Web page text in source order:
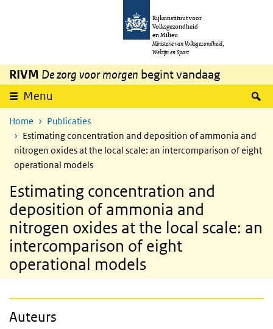
Overslaan en naar de inhoud gaan
Rijksinstituut voor
Volksgezondheid
en Milieu
Ministerie van Volksgezondheid,
Welzijn en Sport
RIVM De zorg voor morgen begint vandaag
Menu
Home
Publicaties
Estimating concentration and deposition of ammonia and
nitrogen oxides at the local scale: an intercomparison of eight
operational models
Estimating concentration and
deposition of ammonia and
nitrogen oxides at the local scale: an
intercomparison of eight
operational models
Auteurs